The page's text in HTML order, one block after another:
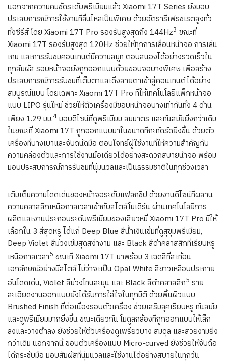
นอกจากความคมชัดระดับพรีเมียมแล้ว Xiaomi 17T Series ยังมอบ
ประสบการณ์การใช้งานที่ลื่นไหลเป็นพิเศษ ด้วยอัตรารีเฟรชเรตสูงทั่ว
ทั้งซีรีส์ โดย Xiaomi 17T Pro รองรับสูงสุดถึง 144Hz3 ขณะที่
Xiaomi 17T รองรับสูงสุด 120Hz ช่วยให้ทุกการเลื่อนหน้าจอ การเล่น
เกม และการรับชมคอนเทนต์มีความสมูท ตอบสนองได้อย่างรวดเร็วใน
ทุกสัมผัส รอบหน้าจอยังถูกออกแบบด้วยขอบจอบางพิเศษ เพื่อสร้าง
ประสบการณ์การรับชมที่เต็มตาและดึงสายตาเข้าสู่คอนเทนต์ได้อย่าง
สมบูรณ์แบบ โดยเฉพาะ Xiaomi 17T Pro ที่ให้เทคโนโลยีแพ็กหน้าจอ
แบบ LIPO รุ่นใหม่ ช่วยให้ตัวเครื่องมีขอบหน้าจอบางเท่ากันทั้ง 4 ด้าน
เพียง 1.29 มม.4มอบดีไซน์ที่ดูพรีเมียม สมมาตร และทันสมัยยิ่งกว่าเดิม
ในขณะที่ Xiaomi 17T ถูกออกแบบมาในขนาดที่กะทัดรัดยิ่งขึ้น ด้วยตัว
เครื่องที่บางเบาและจับถนัดมือ ตอบโจทย์ผู้ใช้งานที่ให้ความสำคัญกับ
ความคล่องตัวและการใช้งานมือเดียวได้อย่างสะดวกสบายน้าจอ พร้อม
มอบประสบการณ์การรับชมที่นุ่มนวลและเป็นธรรมชาติในทุกช่วงเวลา
เติมเต็มความโดดเด่นของหน้าจอระดับแฟลกชิป ด้วยงานดีไซน์ที่ผสาน
ความคลาสสิกเหนือกาลเวลาเข้ากับสไตล์โมเดิร์น ผ่านเทคโนโลยีการ
ผลิตและงานประกอบระดับพรีเมียมของเสียวหมี่ Xiaomi 17T Pro มีให้
เลือกใน 3 สีสุดหรู ได้แก่ Deep Blue สีน้ำเงินเข้มที่ดูสุขุมพรีเมียม,
Deep Violet สีม่วงเข้มสุดสง่างาม และ Black สีดำคลาสสิกที่เรียบหรู
เหนือกาลเวลา5 ขณะที่ Xiaomi 17T มาพร้อม 3 เฉดสีที่สะท้อน
เอกลักษณ์อย่างมีสไตล์ ไม่ว่าจะเป็น Opal White สีขาวเหลือบประกาย
อันโดดเด่น, Violet สีม่วงโทนละมุน และ Black สีดำคลาสสิก5 ราย
ละเอียดงานออกแบบยังได้รับการใส่ใจในทุกมิติ ด้วยพื้นผิวแบบ
Brushed Finish ที่ต่อเนื่องรอบตัวเครื่อง ช่วยเสริมลุคเรียบหรู ทันสมัย
และดูพรีเมียมมากยิ่งขึ้น ขณะเดียวกัน โมดูลกล้องที่ถูกออกแบบให้เล็ก
ลงและวางต่ำลง ยังช่วยให้ตัวเครื่องดูเพรียวบาง สมดุล และสวยงามยิ่ง
กว่าเดิม นอกจากนี้ ขอบตัวเครื่องแบบ Micro-curved ยังช่วยให้จับถือ
ได้กระชับมือ มอบสัมผัสที่นุ่มนวลและใช้งานได้อย่างสบายในทุกวัน